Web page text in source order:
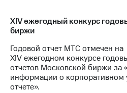
XIV ежегодный конкурс
биржи
Годовой отчет МТС отмечен на
XIV ежегодном конкурсе
отчетов Московской биржи за
информации о корпоративном
отчете».